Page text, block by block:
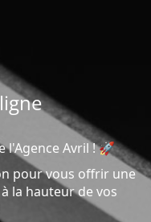
l'Agence Avril ! 🚀
pour vous offrir une
la hauteur de vos